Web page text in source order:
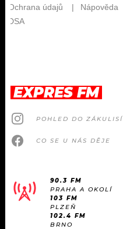
EXPRES FM
POHLED DO ZÁKULISÍ
CO SE U NÁS DĚJE
90.3 FM
PRAHA A OKOLÍ
103 FM
PLZEŇ
102.4 FM
BRNO